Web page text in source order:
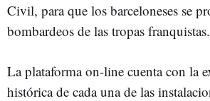
Civil, para que los barceloneses se
bombardeos de las tropas franquistas.
La plataforma on-line cuenta con la
histórica de cada una de las